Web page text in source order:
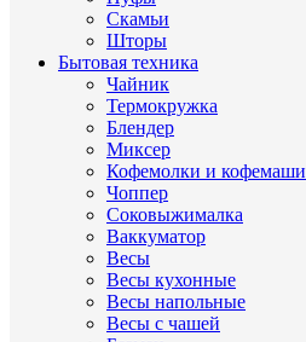
Скамьи
Шторы
Бытовая техника
Чайник
Термокружка
Блендер
Миксер
Кофемолки и
Чоппер
Соковыжималка
Ваккуматор
Весы
Весы кухонные
Весы напольные
Весы с чашей